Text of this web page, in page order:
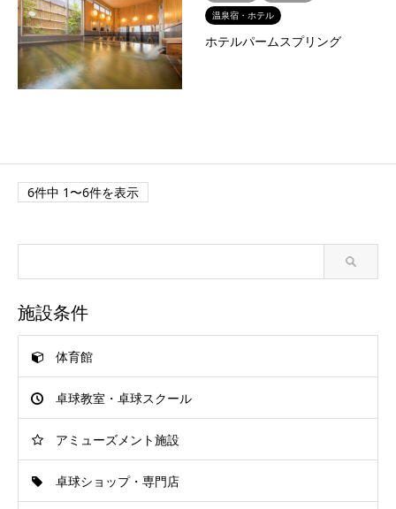
温泉宿・ホテル
ホテルパームスプリング
6件中 1〜6件を表示
施設条件
体育館
卓球教室・卓球スクール
アミューズメント施設
卓球ショップ・専門店